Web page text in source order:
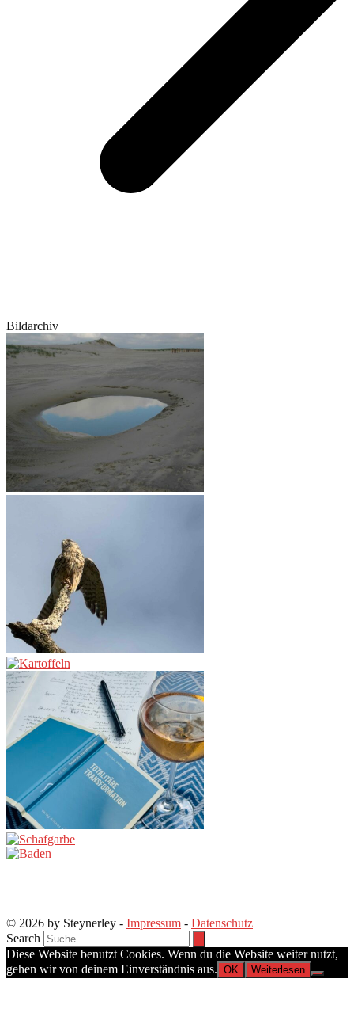
Bildarchiv
© 2026 by Steynerley - Impressum - Datenschutz
Search
Diese Website benutzt Cookies. Wenn du die Website weiter nutzt,
gehen wir von deinem Einverständnis aus. OK Weiterlesen